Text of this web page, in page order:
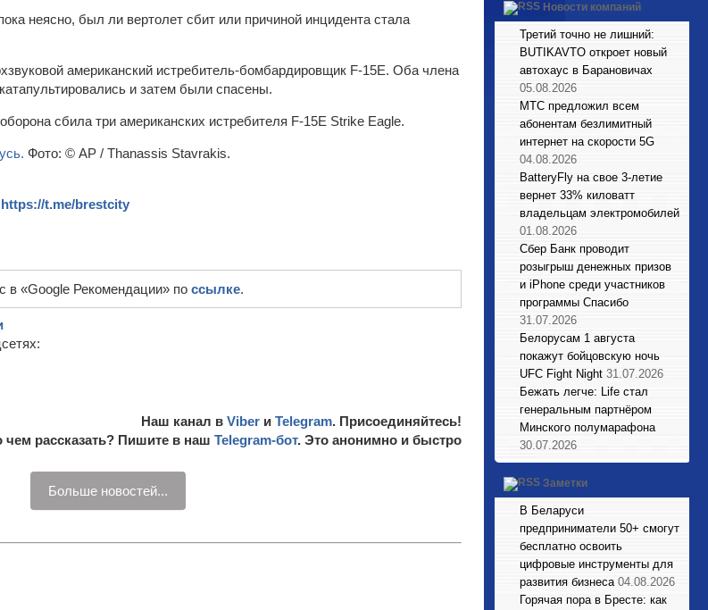
неясно, был ли вертолет сбит или причиной инцидента стала
американский истребитель-бомбардировщик F-15E. Оба члена
и затем были спасены.
сбила три американских истребителя F-15E Strike Eagle.
Фото: © AP / Thanassis Stavrakis.
https://t.me/brestcity
в «Google Рекомендации» по ссылке.
Наш канал в Viber и Telegram. Присоединяйтесь!
чем рассказать? Пишите в наш Telegram-бот. Это анонимно и быстро
Больше новостей...
Новости компаний
Третий точно не лишний:
BUTIKAVTO откроет новый
автохаус в Барановичах
05.08.2026
МТС предложил всем
абонентам безлимитный
интернет на скорости 5G
04.08.2026
BatteryFly на свое 3-летие
вернет 33% киловатт
владельцам электромобилей
01.08.2026
Сбер Банк проводит
розыгрыш денежных призов
и iPhone среди участников
программы Спасибо
31.07.2026
Белорусам 1 августа
покажут бойцовскую ночь
UFC Fight Night 31.07.2026
Бежать легче: Life стал
генеральным партнёром
Минского полумарафона
30.07.2026
Заметки
В Беларуси
предприниматели 50+ смогут
бесплатно освоить
цифровые инструменты для
развития бизнеса 04.08.2026
Горячая пора в Бресте: как